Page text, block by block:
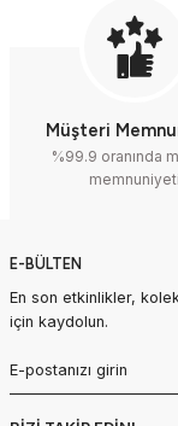
Müşteri
%99.9 oranında
memnuniyeti
E-BÜLTEN
En son etkinlikler,
için kaydolun.